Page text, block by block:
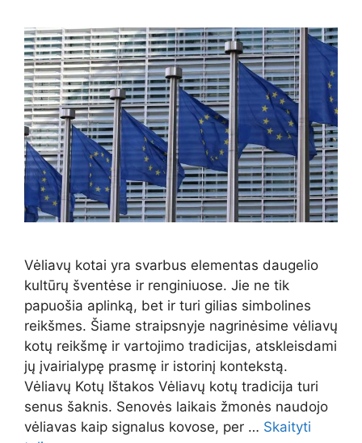
Vėliavų kotai yra svarbus elementas daugelio
kultūrų šventėse ir renginiuose. Jie ne tik
papuošia aplinką, bet ir turi gilias simbolines
reikšmes. Šiame straipsnyje nagrinėsime vėliavų
kotų reikšmę ir vartojimo tradicijas, atskleisdami
jų įvairialypę prasmę ir istorinį kontekstą.
Vėliavų Kotų Ištakos Vėliavų kotų tradicija turi
senus šaknis. Senovės laikais žmonės naudojo
vėliavas kaip signalus kovose, per … Skaityti